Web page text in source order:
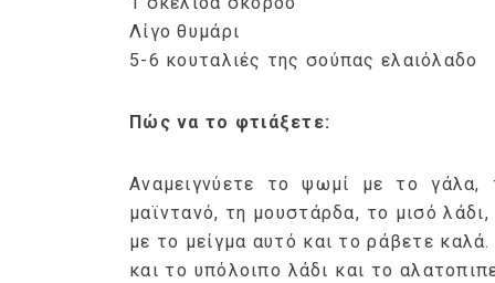
Λίγο θυμάρι
5-6 κουταλιές της σούπας ελαιόλαδο
Πώς να το φτιάξετε:
Αναμειγνύετε το ψωμί με το
μαϊντανό, τη μουστάρδα, το μισό
με το μείγμα αυτό και το ράβετε
και το υπόλοιπο λάδι και το